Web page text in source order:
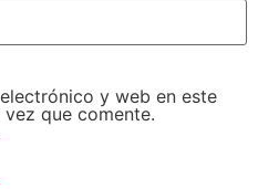
y web en este
que comente.